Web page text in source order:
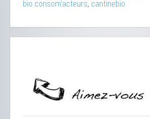
bio consom'acteurs, cantinebio